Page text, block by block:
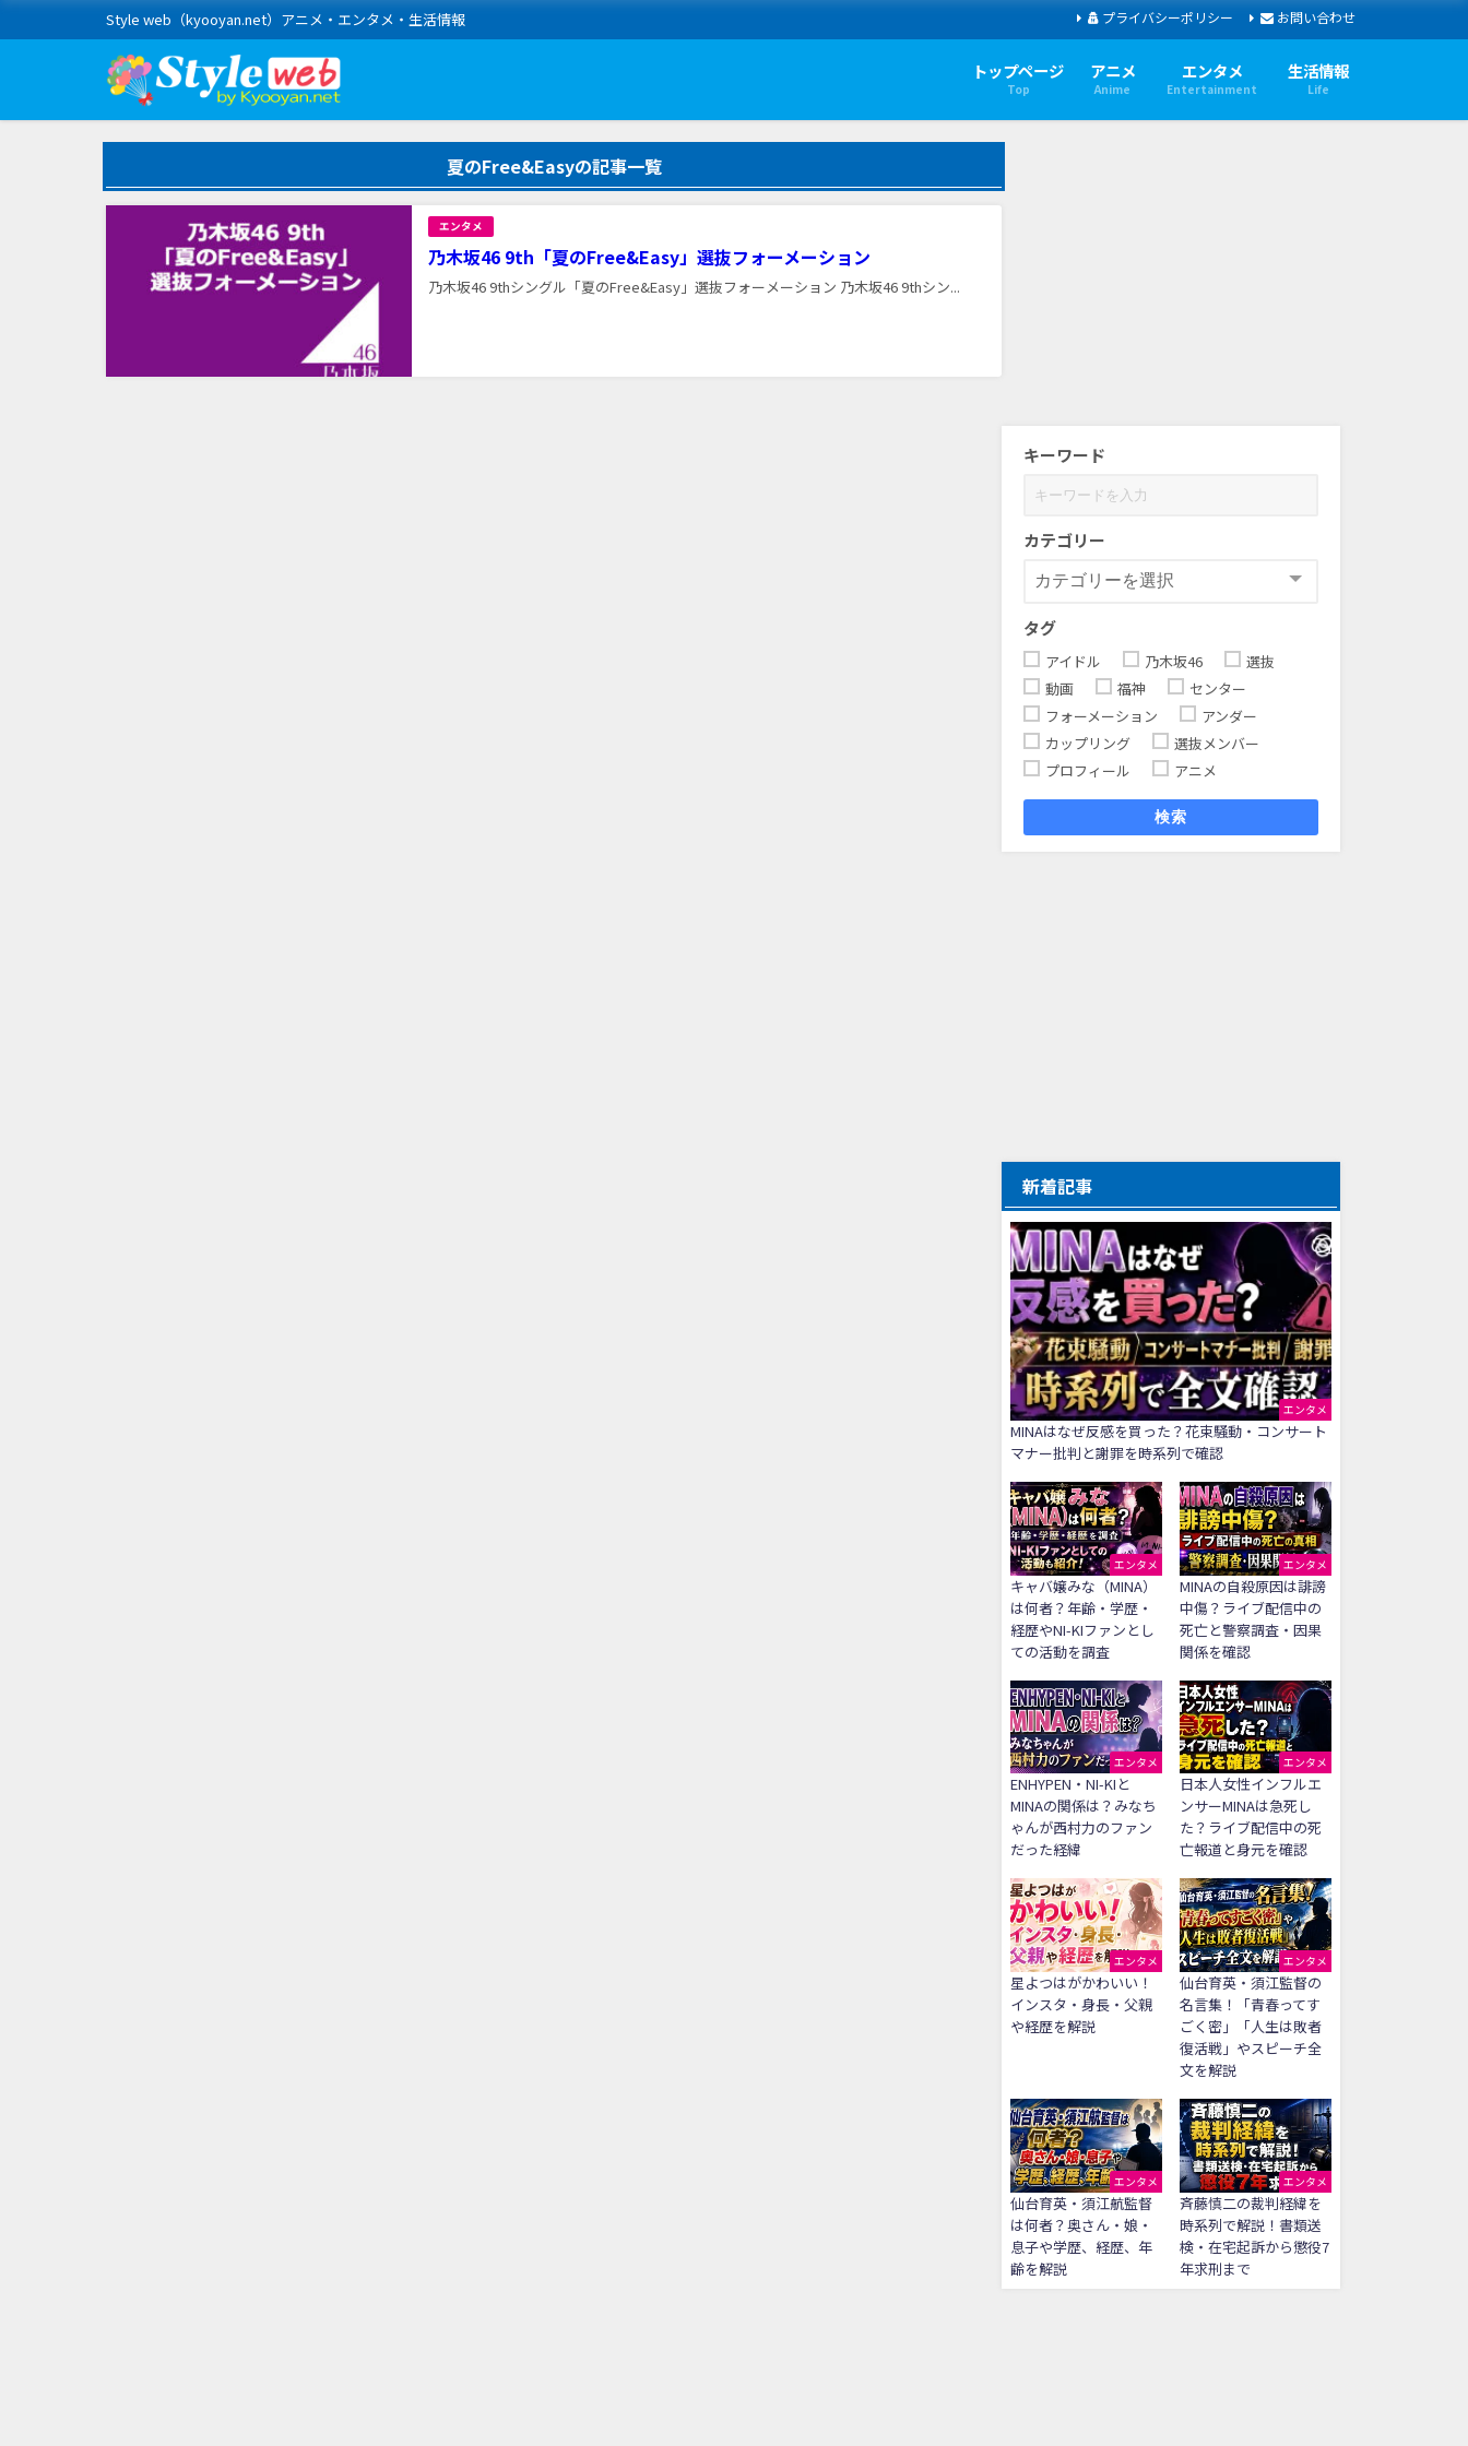
Style web（kyooyan.net）アニメ・エンタメ・生活情報 プライバシーポリシー お問い合わせ
トップページ
Top
アニメ
Anime
エンタメ
Entertainment
生活情報
Life
夏のFree&Easyの記事一覧
エンタメ
乃木坂46 9th「夏のFree&Easy」選抜フォーメーション
乃木坂46 9thシングル「夏のFree&Easy」選抜フォーメーション 乃木坂46 9thシン...
キーワード
カテゴリー
タグ
アイドル 乃木坂46
選抜
動画
福神
センター
フォーメーション
アンダー
カップリング
選抜メンバー
プロフィール
アニメ
検索
新着記事
エンタメ
MINAはなぜ反感を買った？花束騒動・コンサート
マナー批判と謝罪を時系列で確認
エンタメ
キャバ嬢みな（MINA）
は何者？年齢・学歴・
経歴やNI-KIファンとし
ての活動を調査
エンタメ
MINAの自殺原因は誹謗
中傷？ライブ配信中の
死亡と警察調査・因果
関係を確認
エンタメ
ENHYPEN・NI-KIと
MINAの関係は？みなち
ゃんが西村力のファン
だった経緯
エンタメ
日本人女性インフルエ
ンサーMINAは急死し
た？ライブ配信中の死
亡報道と身元を確認
エンタメ
星よつはがかわいい！
インスタ・身長・父親
や経歴を解説
エンタメ
仙台育英・須江監督の
名言集！「青春ってす
ごく密」「人生は敗者
復活戦」やスピーチ全
文を解説
エンタメ
仙台育英・須江航監督
は何者？奥さん・娘・
息子や学歴、経歴、年
齢を解説
エンタメ
斉藤慎二の裁判経緯を
時系列で解説！書類送
検・在宅起訴から懲役7
年求刑まで